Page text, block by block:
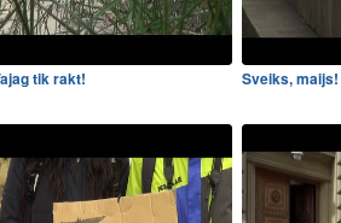
tik rakt! Sveiks, maijs!